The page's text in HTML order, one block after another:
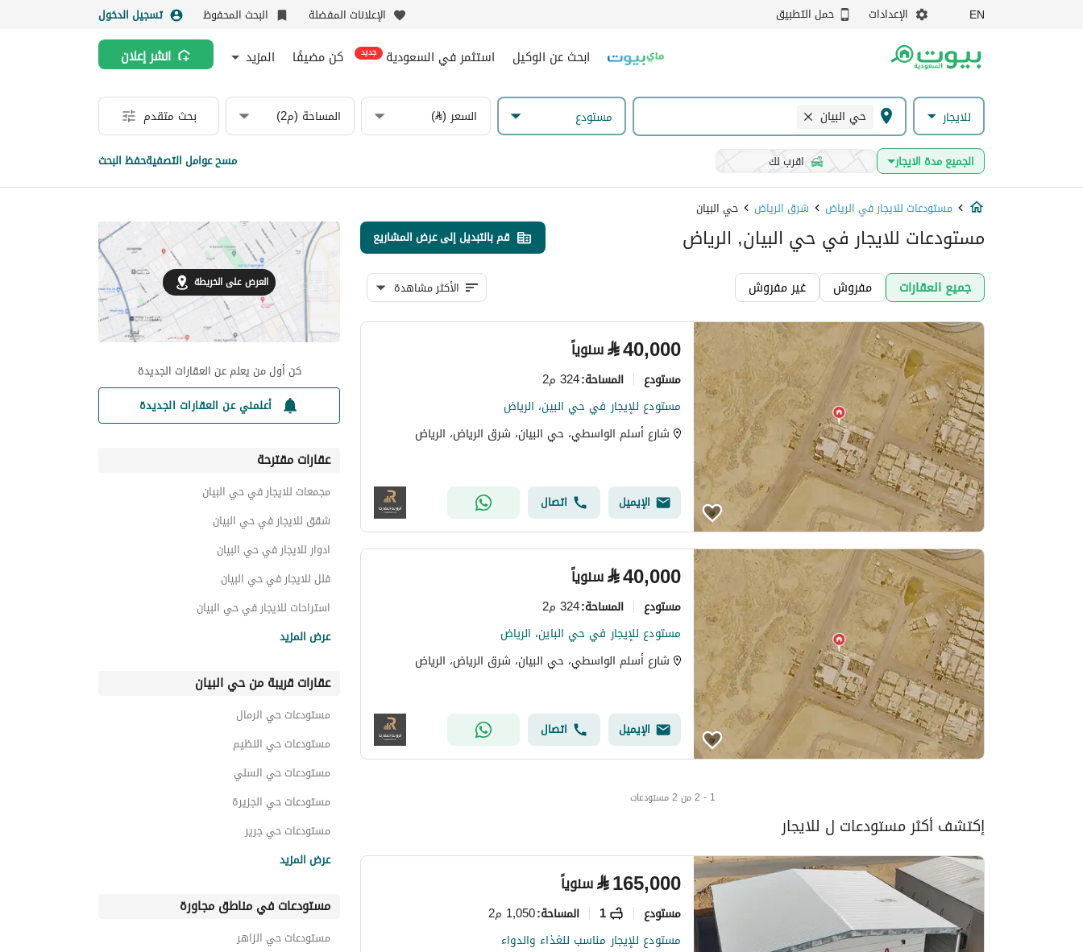
EN الإعدادات حمل التطبيق الإعلانات المفضلة البحث المحفوظ تسجيل الدخول
ابحث عن الوكيل استثمر في السعودية جديد كن مضيفًا المزيد انشر إعلان
للايجار حي البيان مستودع السعر (⃁) المساحة (م2) بحث متقدم
الجميع مدة الايجار اقرب لك مسح عوامل التصفيةحفظ البحث
مستودعات للايجار في الرياض شرق الرياض حي البيان
مستودعات للايجار في حي البيان, الرياض قم بالتبديل إلى عرض المشاريع
جميع العقارات مفروش غير مفروش الأكثر مشاهدة
⃁40,000 سنوياً
مستودع المساحة:324 م2
مستودع للإيجار في حي البين، الرياض
شارع أسلم الواسطي، حي البيان، شرق الرياض، الرياض
الإيميل اتصال
⃁40,000 سنوياً
مستودع المساحة:324 م2
مستودع للإيجار في حي الباين، الرياض
شارع أسلم الواسطي، حي البيان، شرق الرياض، الرياض
الإيميل اتصال
1 - 2 من 2 مستودعات
إكتشف أكثر مستودعات ل للايجار
⃁165,000 سنوياً
مستودع 1 المساحة:1,050 م2
مستودع للإيجار مناسب للغذاء والدواء
العرض على الخريطة
كن أول من يعلم عن العقارات الجديدة
أعلمني عن العقارات الجديدة
عقارات مقترحة
مجمعات للايجار في حي البيان
شقق للايجار في حي البيان
ادوار للايجار في حي البيان
فلل للايجار في حي البيان
استراحات للايجار في حي البيان
عقارات للايجار في حي البيان
عقارات تجارية للايجار في حي البيان
عرض المزيد
عقارات قريبة من حي البيان
مستودعات حي الرمال
مستودعات حي النظيم
مستودعات حي السلي
مستودعات حي الجزيرة
مستودعات حي جرير
مستودعات حي المناخ
مستودعات حي السليمانية
عرض المزيد
مستودعات في مناطق مجاورة
مستودعات حي الزاهر